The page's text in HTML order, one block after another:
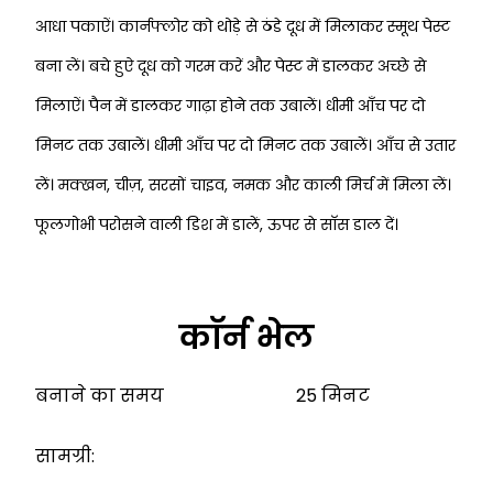
आधा पकाऐं।कार्नफ्लोर को थोड़े से ठंडे दूध में मिलाकर स्मूथ पेस्ट
बना लें। बचे हुऐ दूध को गरम करें और पेस्ट मेंडालकर अच्छे से
मिलाऐं। पैन में डालकर गाढ़ा होने तक उबालें। धीमी आँच पर दो
मिनट तकउबालें। धीमी आँच पर दो मिनट तक उबालें। आँच से उतार
लें। मक्खन, चीज़, सरसों चाइव, नमक और काली मिर्च में मिला लें।
फूलगोभी परोसने वाली डिश में डालें, ऊपर से साॅस डाल दें।
काॅर्न भेल
बनाने का समय 25 मिनट
सामग्री: